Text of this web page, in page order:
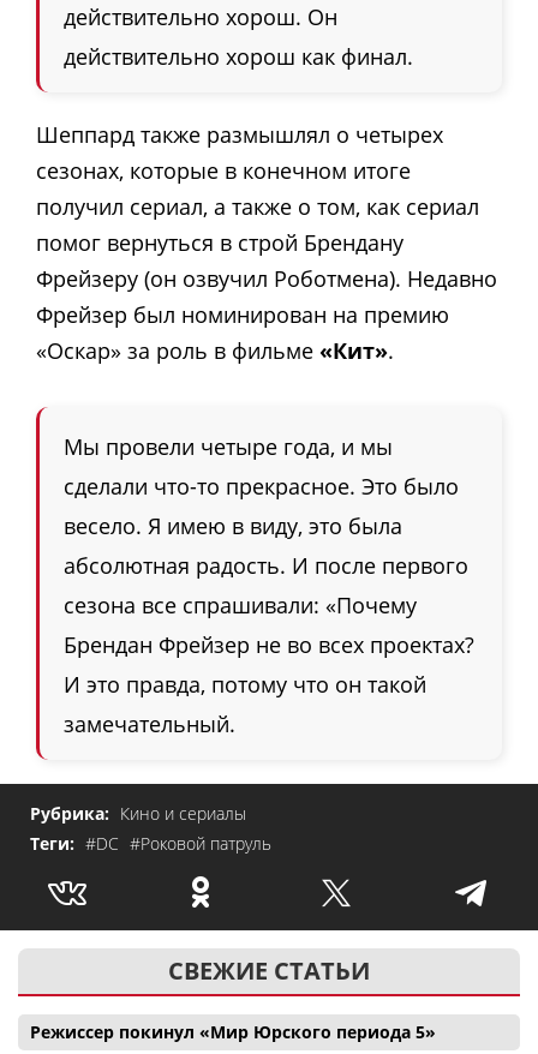
действительно хорош. Он
действительно хорош как финал.
Шеппард также размышлял о четырех
сезонах, которые в конечном итоге
получил сериал, а также о том, как сериал
помог вернуться в строй Брендану
Фрейзеру (он озвучил Роботмена). Недавно
Фрейзер был номинирован на премию
«Оскар» за роль в фильме «Кит».
Мы провели четыре года, и мы
сделали что-то прекрасное. Это было
весело. Я имею в виду, это была
абсолютная радость. И после первого
сезона все спрашивали: «Почему
Брендан Фрейзер не во всех проектах?
И это правда, потому что он такой
замечательный.
Рубрика: Кино и сериалы
Теги: #DC #Роковой патруль
СВЕЖИЕ СТАТЬИ
Режиссер покинул «Мир Юрского периода 5»